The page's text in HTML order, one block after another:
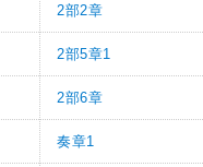
2部2章
2部5章1
2部6章
奏章1